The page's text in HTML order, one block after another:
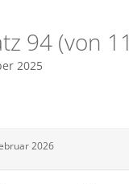
94 (von
2025
2026